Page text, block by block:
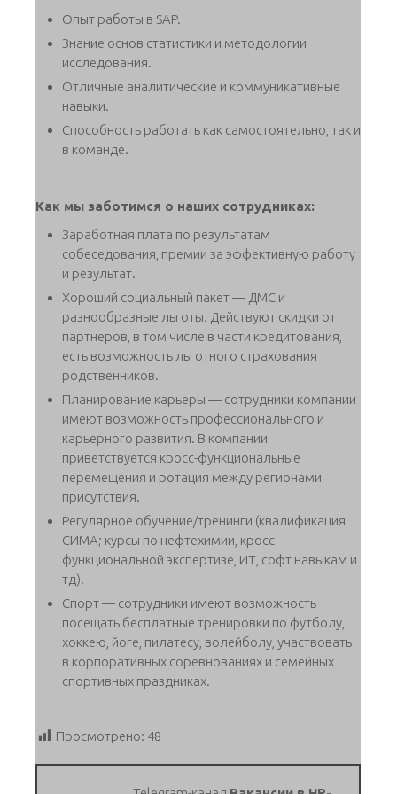
Опыт работы в SAP.
Знание основ статистики и методологии
исследования.
Отличные аналитические и коммуникативные
навыки.
Способность работать как самостоятельно, так и
в команде.
Как мы заботимся о наших сотрудниках:
Заработная плата по результатам
собеседования, премии за эффективную работу
и результат.
Хороший социальный пакет — ДМС и
разнообразные льготы. Действуют скидки от
партнеров, в том числе в части кредитования,
есть возможность льготного страхования
родственников.
Планирование карьеры — сотрудники компании
имеют возможность профессионального и
карьерного развития. В компании
приветствуется кросс-функциональные
перемещения и ротация между регионами
присутствия.
Регулярное обучение/тренинги (квалификация
СИМА; курсы по нефтехимии, кросс-
функциональной экспертизе, ИТ, софт навыкам и
тд).
Спорт — сотрудники имеют возможность
посещать бесплатные тренировки по футболу,
хоккею, йоге, пилатесу, волейболу, участвовать
в корпоративных соревнованиях и семейных
спортивных праздниках.
Просмотрено: 48